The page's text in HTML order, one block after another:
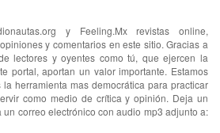
y Feeling.Mx revistas online,
y comentarios en este sitio. Gracias a
lectores y oyentes como tú, que ejercen la
portal, aportan un valor importante. Estamos
herramienta mas democrática para practicar
como medio de crítica y opinión. Deja un
correo electrónico con audio mp3 adjunto a: